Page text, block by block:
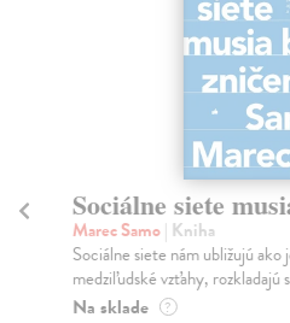
Sociálne siete
Marec Samo| Kniha
Sociálne siete nám ubližujú ako
medziľudské vzťahy, rozkladajú
Na sklade ?